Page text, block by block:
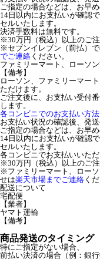
ご指定の場合などは、お早
14日以内にお支払いが確認
セルいたします。
決済手数料は無料です。
※30万円（税込）以上のご
※セブンイレブン（前払）
でご連絡 ください。
ファミリーマート、ローソン
【備考】
ローソン、ファミリーマー
ただけます。
ご注文後に、お支払い受付
します。
各コンビニでのお支払い方法
お支払い状況の確認後、発
ご指定の場合などは、お早
14日以内にお支払いが確認
セルいたします。
各コンビニでお支払いいた
※30万円（税込）以上のご
※ファミリーマート、ロー
せは楽天市場までご連絡 く
配送について
宅配便
【業者】
ヤマト運輸
【備考】
商品発送のタイミング
特にご指定がない場合、
前払い決済の場合（例：銀